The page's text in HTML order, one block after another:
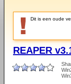
Dit is een oude
REAPER